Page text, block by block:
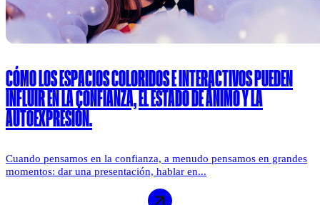
CÓMO LOS ESPACIOS COLORIDOS E INTERACTIVOS PUEDEN
INFLUIR EN LA CONFIANZA, EL ESTADO DE ÁNIMO Y LA
AUTOEXPRESIÓN.
Cuando pensamos en la confianza, a menudo pensamos en grandes
momentos: dar una presentación, hablar en...